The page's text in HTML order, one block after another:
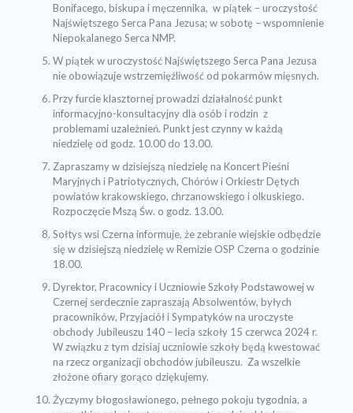
Bonifacego, biskupa i męczennika, w piątek – uroczystość
Najświętszego Serca Pana Jezusa; w sobotę – wspomnienie
Niepokalanego Serca NMP.
W piątek w uroczystość Najświętszego Serca Pana Jezusa
nie obowiązuje wstrzemięźliwość od pokarmów mięsnych.
Przy furcie klasztornej prowadzi działalność punkt
informacyjno-konsultacyjny dla osób i rodzin z
problemami uzależnień. Punkt jest czynny w każdą
niedzielę od godz. 10.00 do 13.00.
Zapraszamy w dzisiejszą niedzielę na Koncert Pieśni
Maryjnych i Patriotycznych, Chórów i Orkiestr Dętych
powiatów krakowskiego, chrzanowskiego i olkuskiego.
Rozpoczęcie Mszą Św. o godz. 13.00.
Sołtys wsi Czerna informuje, że zebranie wiejskie odbędzie
się w dzisiejszą niedzielę w Remizie OSP Czerna o godzinie
18.00.
Dyrektor, Pracownicy i Uczniowie Szkoły Podstawowej w
Czernej serdecznie zapraszają Absolwentów, byłych
pracowników, Przyjaciół i Sympatyków na uroczyste
obchody Jubileuszu 140 – lecia szkoły 15 czerwca 2024 r.
W związku z tym dzisiaj uczniowie szkoły będą kwestować
na rzecz organizacji obchodów jubileuszu. Za wszelkie
złożone ofiary gorąco dziękujemy.
Życzymy błogosławionego, pełnego pokoju tygodnia, a